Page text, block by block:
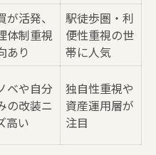
が活発、
体制重視
あり
駅徒歩圏・利
便性重視の世
帯に人気
ベや自分
の改装ニ
高い
独自性重視や
資産運用層が
注目